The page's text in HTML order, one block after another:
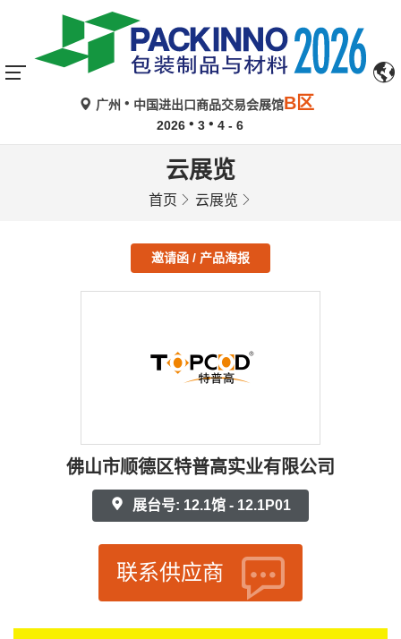
广州 中国进出口商品交易会展馆B区
2026 3 4 - 6
云展览
首页 云展览
邀请函 / 产品海报
佛山市顺德区特普高实业有限公司
展台号: 12.1馆 - 12.1P01
联系供应商